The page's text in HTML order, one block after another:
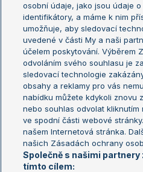
Žebříček WTA (ženy)
Sázkařský žebříček
US
Aktualní trendy
Fotbalové přestupy
Livesport Daily
LS Prague Open
osobní údaje, jako jsou údaje
identifikátory, a máme k nim
umožňuje, aby sledovací
uvedené v části My a naši
účelem poskytování. Výběrem
odvoláním svého souhlasu je
sledovací technologie
obsahy a reklamy pro vás
nabídku můžete kdykoli znovu
nebo souhlas odvolat kliknutím
ve spodní části webové
našem Internetová stránka.
našich Zásadách ochrany
Společně s našimi
tímto cílem: